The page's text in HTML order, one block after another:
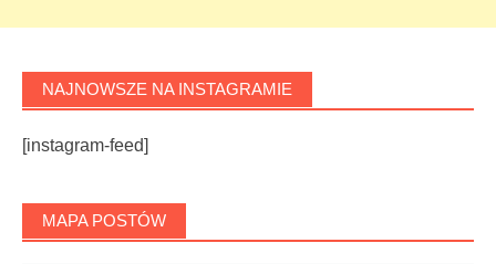
NAJNOWSZE NA INSTAGRAMIE
[instagram-feed]
MAPA POSTÓW